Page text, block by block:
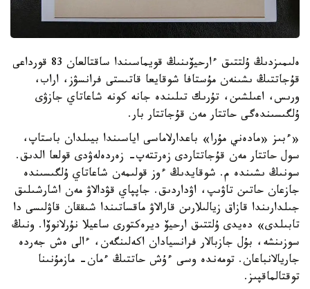
ەلىمىزدىڭ ۇلتتىق ءارحيۆىنىڭ قويماسىندا ساقتالعان 83 قورداعى
قۇجاتتىڭ ىشىنەن مۇستافا شوقايعا قاتىستى فرانسۋز، اراب،
ورىس، اعىلشىن، تۇرىك تىلىندە جانە كونە شاعاتاي جازۋى
ۇلگىسىندەگى حاتتار مەن قۇجاتتار بار.
«ءبىز «مادەني مۇرا» باعدارلاماسى اياسىندا بيىلدان باستاپ،
سول حاتتار مەن قۇجاتتاردى زەرتتەپ- زەردەلەۋدى قولعا الدىق.
سونىڭ ىشىندە م. شوقايدىڭ ءوز قولىمەن شاعاتاي ۇلگىسىندە
جازعان حاتىن تاۋىپ، اۋداردىق. جاپپاي قۋدالاۋ مەن اشارشىلىق
جىلدارىندا قازاق زيالىلارىن قارالاۋ ماقساتىندا شىققان قاۋلىسى دا
تابىلدى» دەيدى ۇلتتىق ارحيۆ ديرەكتورى ساعيلا نۇرلانوۆا. ونىڭ
سوزىنشە، بۇل جازبالار فرانسيادان اكەلىنگەن، ءالى ەش جەردە
جاريالانباعان. تومەندە وسى ءۇش حاتتىڭ ءمان- مازمۇنىنا
توقتالماقپىز.